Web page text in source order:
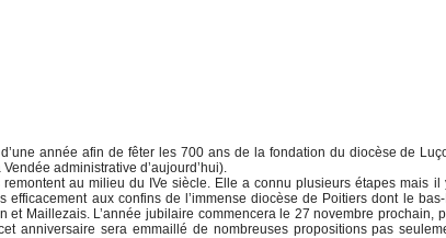
année afin de fêter les 700 ans de la fondation du diocèse de
administrative d’aujourd’hui).
au milieu du IVe siècle. Elle a connu plusieurs étapes mais
aux confins de l’immense diocèse de Poitiers dont le
Maillezais. L’année jubilaire commencera le 27 novembre prochain,
anniversaire sera emmaillé de nombreuses propositions pas